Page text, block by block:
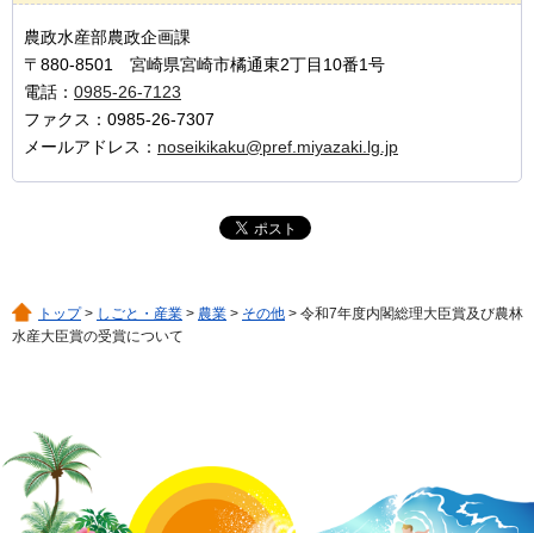
農政水産部農政企画課
〒880-8501 宮崎県宮崎市橘通東2丁目10番1号
電話： 0985-26-7123
ファクス：0985-26-7307
メールアドレス： noseikikaku@pref.miyazaki.lg.jp
トップ> しごと・産業 > 農業 > その他 > 令和7年度内閣総理大臣賞及び農林
水産大臣賞の受賞について